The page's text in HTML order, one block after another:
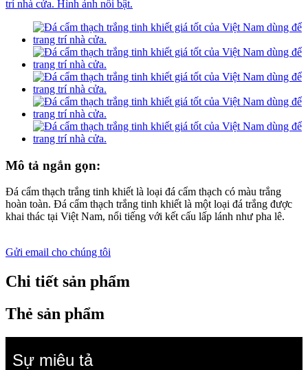
Mô tả ngắn gọn:
Đá cẩm thạch trắng tinh khiết là loại đá cẩm thạch có màu trắng
hoàn toàn. Đá cẩm thạch trắng tinh khiết là một loại đá trắng được
khai thác tại Việt Nam, nổi tiếng với kết cấu lấp lánh như pha lê.
Gửi email cho chúng tôi
Chi tiết sản phẩm
Thẻ sản phẩm
Sự miêu tả